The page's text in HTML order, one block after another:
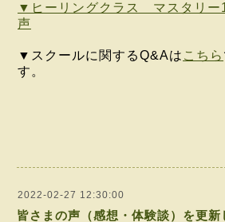
▼ヒーリングクラス マスタリー
声
▼スクールに関するQ&Aは こちら
す。
2022-02-27 12:30:00
皆さまの声（感想・体験談）を更新